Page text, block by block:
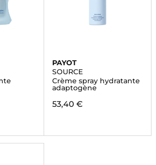
PAYOT
SOURCE
Crème spray hydratante
adaptogène
53,40 €